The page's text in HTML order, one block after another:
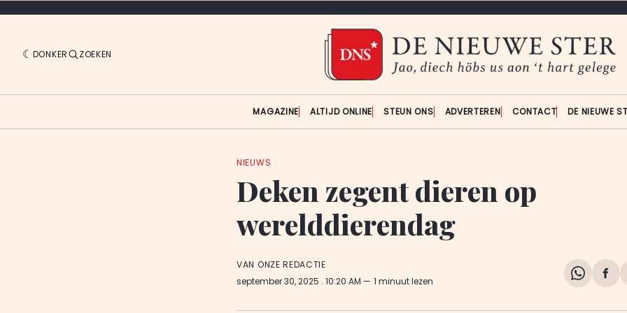
DONKER ZOEKEN
MAGAZINE ALTIJD ONLINE STEUN ONS ADVERTEREN CONTACT DE NIEUWE
NIEUWS
Deken zegent dieren op
werelddierendag
VAN ONZE REDACTIE
september 30, 2025 . 10:20 AM 1 minuut lezen
Share